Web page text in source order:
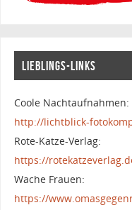
LIEBLINGS-LINKS
Coole Nachtaufnahmen:
http://lichtblick-
Rote-Katze-Verlag:
https://
Wache Frauen:
https://